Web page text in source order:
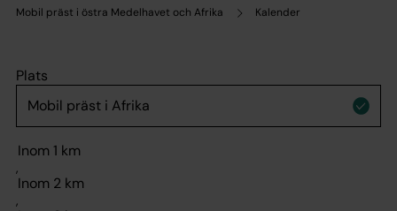
Mobil präst i östra Medelhavet och Afrika Kalender
Plats
,
,